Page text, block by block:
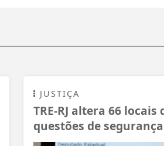
JUSTIÇA
TRE-RJ altera 66
questões de segurança